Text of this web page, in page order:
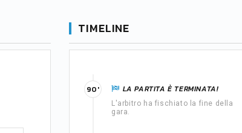
TIMELINE
LA PARTITA È TERMINATA!
L'arbitro ha fischiato la fine della
gara.
90'